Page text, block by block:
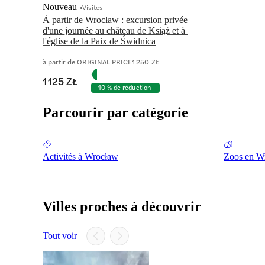
À partir de Wrocław : excursion privée
d'une journée au château de Książ et à
l'église de la Paix de Świdnica
Nouveau Visites
à partir deORIGINAL PRICE1 250 ZŁ
1 125 ZŁ 10 % de réduction
Parcourir par catégorie
Activités à Wrocław Zoos en
Villes proches à découvrir
Tout voir